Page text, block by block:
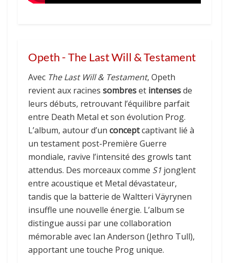
Opeth - The Last Will & Testament
Avec The Last Will & Testament, Opeth
revient aux racines sombreset intensesde
leurs débuts, retrouvant l’équilibre parfait
entre Death Metal et son évolution Prog.
L’album, autour d’un conceptcaptivant lié à
un testament post-Première Guerre
mondiale, ravive l’intensité des growls tant
attendus. Des morceaux comme S1 jonglent
entre acoustique et Metal dévastateur,
tandis que la batterie de Waltteri Väyrynen
insuffle une nouvelle énergie. L’album se
distingue aussi par une collaboration
mémorable avec Ian Anderson (Jethro Tull),
apportant une touche Prog unique.